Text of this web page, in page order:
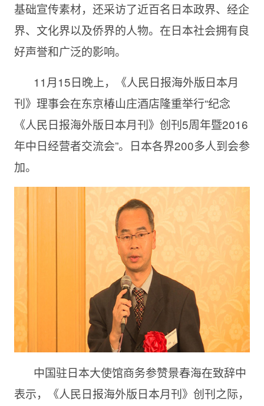
基础宣传素材，还采访了近百名日本政界、经企
界、文化界以及侨界的人物。在日本社会拥有良
好声誉和广泛的影响。
11月15日晚上，《人民日报海外版日本月
刊》理事会在东京椿山庄酒店隆重举行“纪念
《人民日报海外版日本月刊》创刊5周年暨2016
年中日经营者交流会”。日本各界200多人到会参
加。
中国驻日本大使馆商务参赞景春海在致辞中
表示，《人民日报海外版日本月刊》创刊之际，